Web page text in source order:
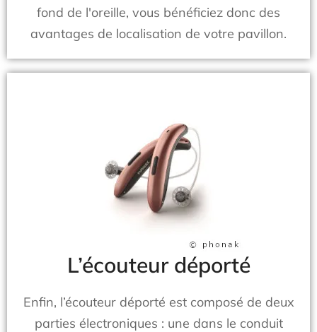
fond de l'oreille, vous bénéficiez donc des
avantages de localisation de votre pavillon.
L’écouteur déporté
Enfin, l’écouteur déporté est composé de deux
parties électroniques : une dans le conduit